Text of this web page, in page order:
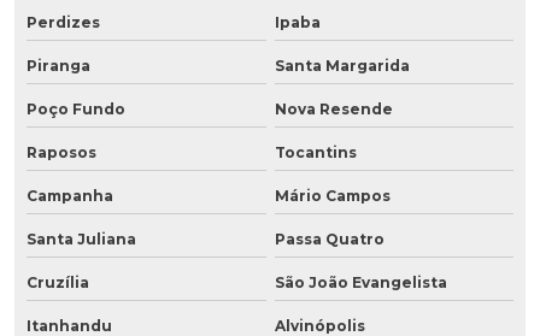
Perdizes Ipaba
Piranga Santa Margarida
Poço Fundo Nova Resende
Raposos Tocantins
Campanha Mário Campos
Santa Juliana Passa Quatro
Cruzília São João Evangelista
Itanhandu Alvinópolis